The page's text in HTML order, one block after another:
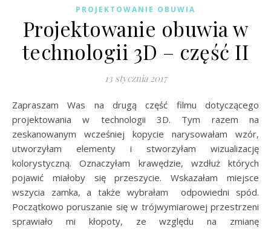
PROJEKTOWANIE OBUWIA
Projektowanie obuwia w
technologii 3D – część II
13 stycznia 2017
Zapraszam Was na drugą część filmu dotyczącego
projektowania w technologii 3D. Tym razem na
zeskanowanym wcześniej kopycie narysowałam wzór,
utworzyłam elementy i stworzyłam wizualizację
kolorystyczną. Oznaczyłam krawędzie, wzdłuż których
pojawić miałoby się przeszycie. Wskazałam miejsce
wszycia zamka, a także wybrałam odpowiedni spód.
Początkowo poruszanie się w trójwymiarowej przestrzeni
sprawiało mi kłopoty, ze względu na zmianę